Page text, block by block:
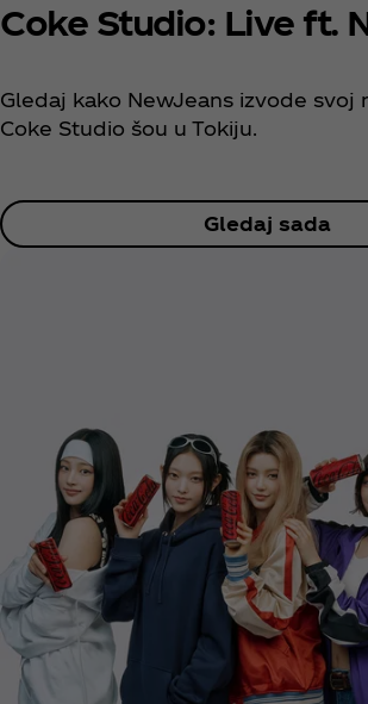
Coke Studio: Live ft.
Gledaj kako NewJeans izvode svoj
Coke Studio šou u Tokiju.
Gledaj sada